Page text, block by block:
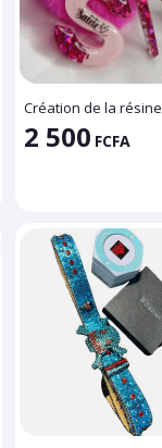
Création de la résine
2 500 FCFA